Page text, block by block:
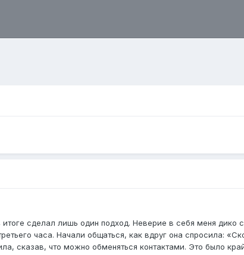
сделал лишь один подход. Неверие в себя меня дико
часа. Начали общаться, как вдруг она спросила:
сказав, что можно обменяться контактами. Это было